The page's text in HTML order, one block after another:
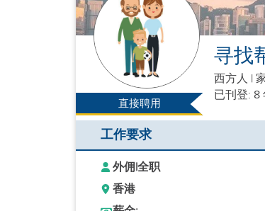
直接聘用
寻找
西方人 |
已刊登: 8
工作要求
外佣|全职
香港